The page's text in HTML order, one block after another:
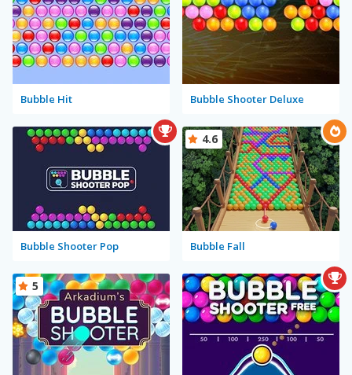
Bubble Hit Bubble Shooter Deluxe
Bubble Shooter Pop Bubble Fall
4.6
5